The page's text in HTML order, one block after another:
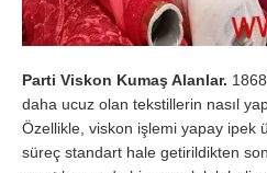
Parti Viskon Kumaş Alanlar.
daha ucuz olan tekstillerin nasıl
Özellikle, viskon işlemi yapay ipek
süreç standart hale getirildikten